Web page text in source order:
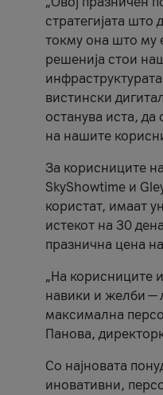
стратегијата
токму она што му
решенија стои
вистински
останува иста,
на нашите
За корисниците
SkyShowtime и
користат, имаат
истекот на 30
празнична цена
„На корисниците
навики и желби —
максимална
Панова,
Со најновата
иновативни,